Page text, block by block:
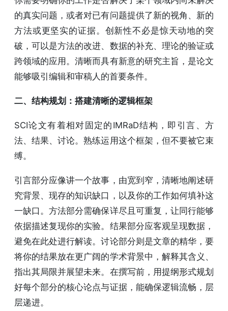
的真实问题，或者对已有问题提供了新的视角、新的
方法或更坚实的证据。创新性不必是惊天动地的突
破，可以是方法的改进、数据的补充、理论的验证或
跨领域的应用。清晰而具有新意的研究主旨，是论文
能够吸引编辑和审稿人的首要条件。
二、结构规划：搭建清晰的逻辑框架
SCI论文有着相对固定的IMRaD结构，即引言、方
法、结果、讨论。熟练运用这个框架，但不要被它束
缚。
引言部分应像讲一个故事，由宽到窄，清晰地阐述研
究背景、现存的知识缺口，以及你的工作如何填补这
一缺口。方法部分需确保详尽且可重复，让同行能够
依据描述复现你的实验。结果部分应客观呈现数据，
避免在此处进行解读。讨论部分则是文章的精华，要
将你的结果放在更广阔的学术背景中，解释其含义、
指出其局限并展望未来。在撰写前，用提纲形式规划
好每个部分的核心论点与证据，能确保逻辑流畅，层
层递进。